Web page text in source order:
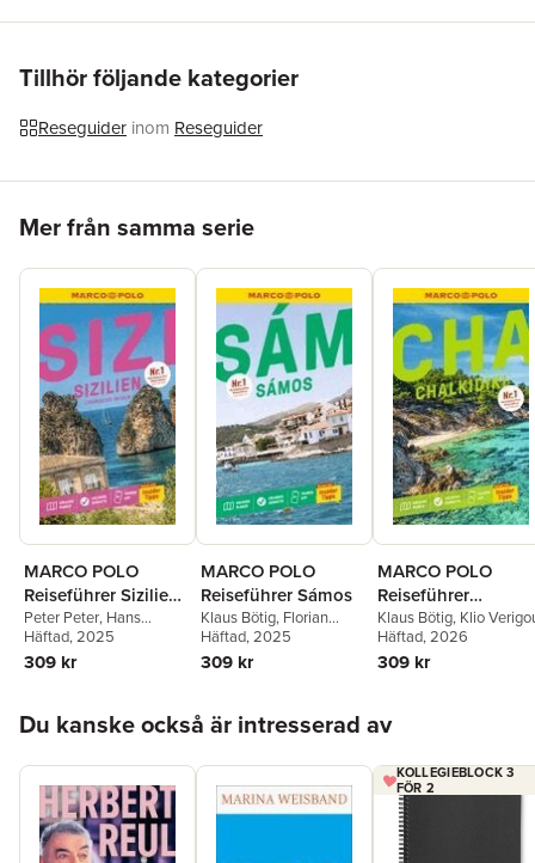
Förlag
Mairdumont
Tillhör följande kategorier
Reseguider inom Reseguider
Mer från samma serie
MARCO POLO
Reiseführer Sizilien,
Liparische Inseln
Peter Peter, Hans
Bausenhardt
Häftad, 2025
309 kr
MARCO POLO
Reiseführer Sámos
Klaus Bötig, Florian
Schmitz,Klio Verigou
Häftad, 2025
309 kr
MARCO POLO
Reiseführer
Chalkidikí,
Thessaloníki
Klaus Bötig, Klio
Häftad, 2026
309 kr
Du kanske också är intresserad av
KOLLEGIEBLOCK 3
FÖR 2